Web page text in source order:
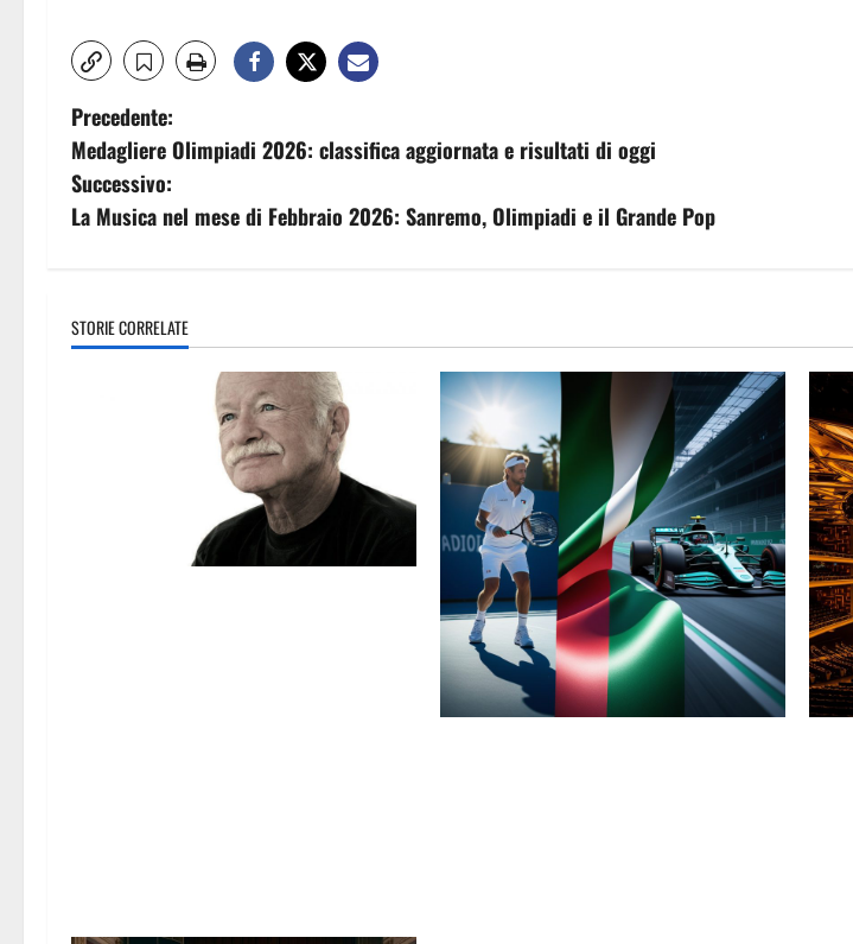
Precedente:
Medagliere Olimpiadi 2026: classifica aggiornata e risultati di oggi
Successivo:
La Musica nel mese di Febbraio 2026: Sanremo, Olimpiadi e il Grande Pop
STORIE CORRELATE